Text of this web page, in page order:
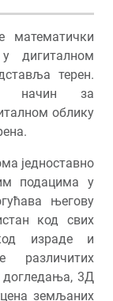
математички
дигиталном
терен.
начин за
облику
једноставно
подацима у
његову
код свих
израде и
различитих
догледања, 3Д
земљаних